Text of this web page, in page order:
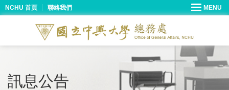
NCHU 首頁 聯絡我們
訊息公告